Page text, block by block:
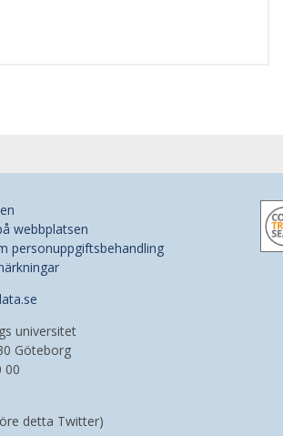
webbplatsen
personuppgiftsbehandling
universitet
Göteborg
00
detta Twitter)